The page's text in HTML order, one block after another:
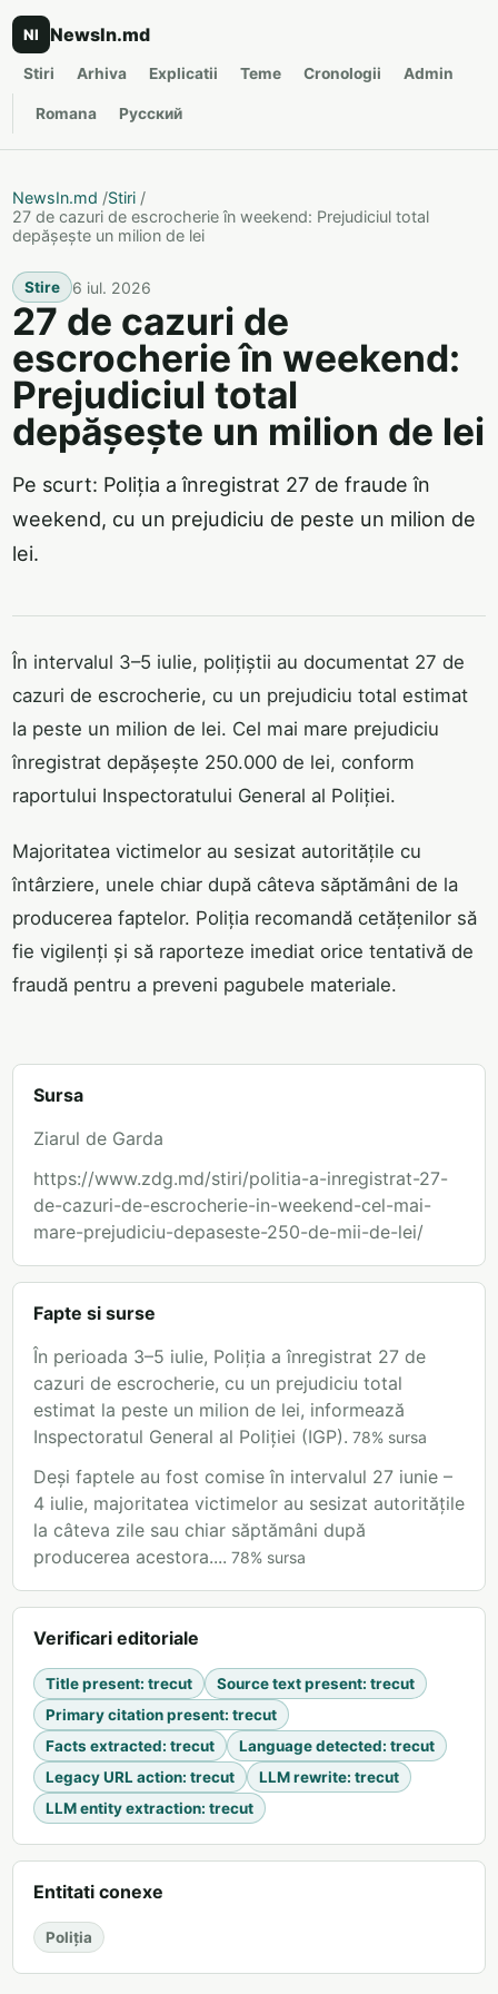
NI NewsIn.md
Stiri Arhiva Explicatii Teme Cronologii Admin
Romana Русский
NewsIn.md /Stiri /
27 de cazuri de escrocherie în weekend: Prejudiciul total
depășește un milion de lei
Stire 6 iul. 2026
27 de cazuri de
escrocherie în weekend:
Prejudiciul total
depășește un milion de lei
Pe scurt: Poliția a înregistrat 27 de fraude în
weekend, cu un prejudiciu de peste un milion de
lei.
În intervalul 3–5 iulie, polițiștii au documentat 27 de
cazuri de escrocherie, cu un prejudiciu total estimat
la peste un milion de lei. Cel mai mare prejudiciu
înregistrat depășește 250.000 de lei, conform
raportului Inspectoratului General al Poliției.
Majoritatea victimelor au sesizat autoritățile cu
întârziere, unele chiar după câteva săptămâni de la
producerea faptelor. Poliția recomandă cetățenilor să
fie vigilenți și să raporteze imediat orice tentativă de
fraudă pentru a preveni pagubele materiale.
Sursa
Ziarul de Garda
https://www.zdg.md/stiri/politia-a-inregistrat-27-
de-cazuri-de-escrocherie-in-weekend-cel-mai-
mare-prejudiciu-depaseste-250-de-mii-de-lei/
Fapte si surse
În perioada 3–5 iulie, Poliția a înregistrat 27 de
cazuri de escrocherie, cu un prejudiciu total
estimat la peste un milion de lei, informează
Inspectoratul General al Poliției (IGP). 78% sursa
Deși faptele au fost comise în intervalul 27 iunie –
4 iulie, majoritatea victimelor au sesizat autoritățile
la câteva zile sau chiar săptămâni după
producerea acestora.... 78% sursa
Verificari editoriale
Title present: trecut Source text present: trecut
Primary citation present: trecut
Facts extracted: trecut Language detected: trecut
Legacy URL action: trecut LLM rewrite: trecut
LLM entity extraction: trecut
Entitati conexe
Poliția